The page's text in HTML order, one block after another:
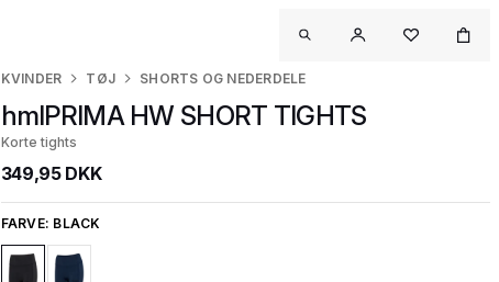
KVINDER TØJ SHORTS OG NEDERDELE
hmlPRIMA HW SHORT TIGHTS
Korte tights
349,95 DKK
FARVE: BLACK